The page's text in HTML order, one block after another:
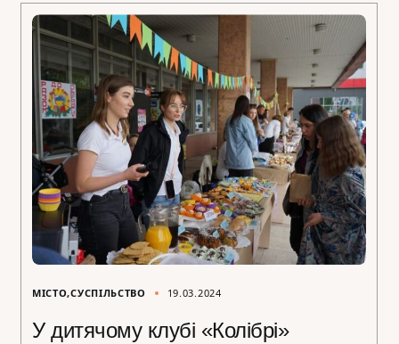
МІСТО СУСПІЛЬСТВО 19.03.2024
У дитячому клубі «Колібрі»